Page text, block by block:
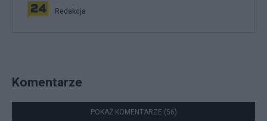
Redakcja
Komentarze
POKAŻ KOMENTARZE (56)